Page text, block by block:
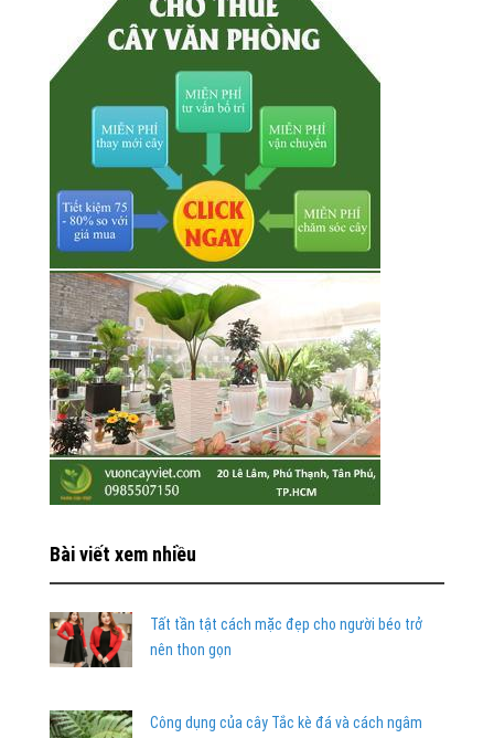
Bài viết xem nhiều
Tất tần tật cách mặc đẹp cho người béo trở
nên thon gọn
Công dụng của cây Tắc kè đá và cách ngâm